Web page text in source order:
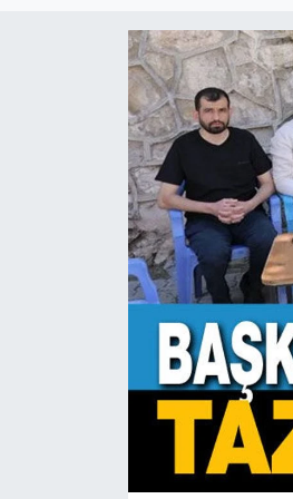
Magazin
Etkinlikler